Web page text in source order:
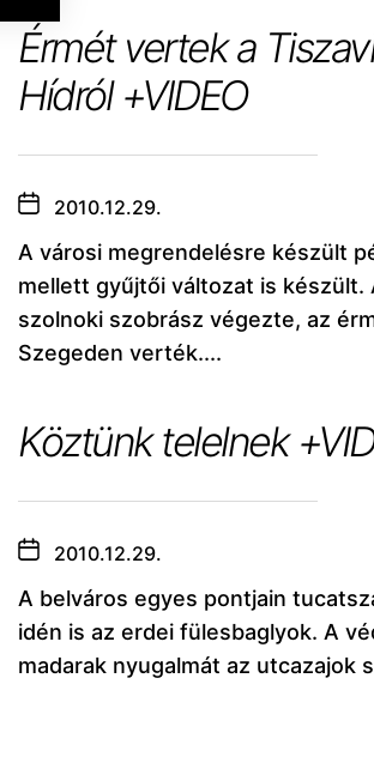
Érmét vertek a
Hídról +VIDEO
2010.12.29.
A városi megrendelésre készült
mellett gyűjtői változat is készült.
szolnoki szobrász végezte, az
Szegeden verték....
Köztünk telelnek
2010.12.29.
A belváros egyes pontjain
idén is az erdei fülesbaglyok. A
madarak nyugalmát az utcazajok